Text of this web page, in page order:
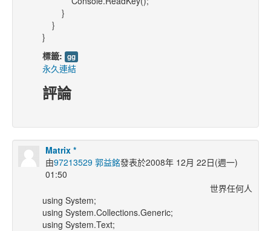
}
}
}
標籤: gg
永久連結
評論
Matrix *
由97213529 郭益銘發表於2008年 12月 22日(週一)
01:50
世界任何人
using System;
using System.Collections.Generic;
using System.Text;